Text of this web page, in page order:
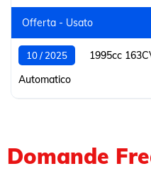
Offerta - Usato
10 / 2025 1995cc
Automatico
Domande